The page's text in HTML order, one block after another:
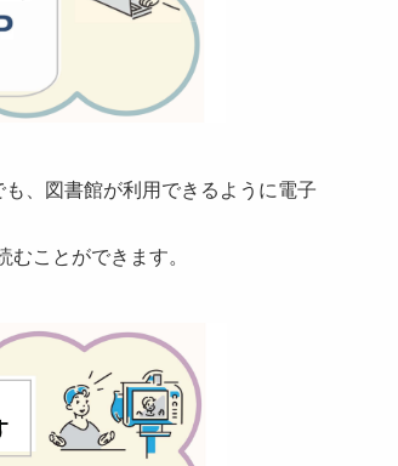
、図書館が利用できるように電子
ことができます。